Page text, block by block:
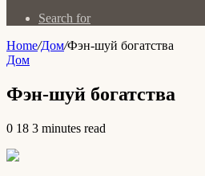
Search for
Home/Дом/Фэн-шуй богатства
Дом
Фэн-шуй богатства
0 18 3 minutes read